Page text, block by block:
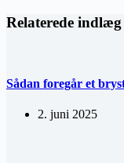
Relaterede indlæg
Sådan foregår et
2. juni 2025